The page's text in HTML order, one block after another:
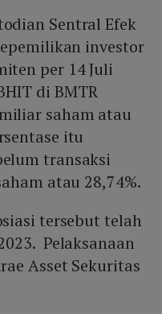
Sentral Efek
investor
per 14 Juli
di BMTR
saham atau
itu
transaksi
atau 28,74%.
tersebut telah
Pelaksanaan
Asset Sekuritas